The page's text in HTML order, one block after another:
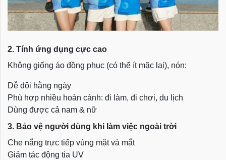
2. Tính ứng dụng cực cao
Không giống áo đồng phục (có thể ít mặc lại), nón:
Dễ đội hằng ngày
Phù hợp nhiều hoàn cảnh: đi làm, đi chơi, du lịch
Dùng được cả nam & nữ
3. Bảo vệ người dùng khi làm việc ngoài trời
Che nắng trực tiếp vùng mặt và mắt
Giảm tác động tia UV